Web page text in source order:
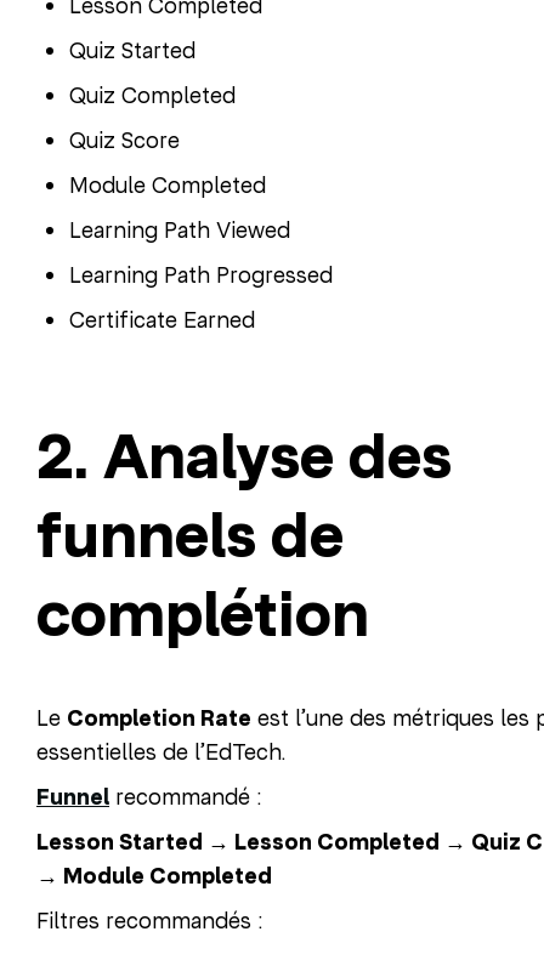
Lesson Completed
Quiz Started
Quiz Completed
Quiz Score
Module Completed
Learning Path Viewed
Learning Path Progressed
Certificate Earned
2. Analyse des
funnels de
complétion
Le Completion Rate est l’une des métriques les
essentielles de l’EdTech.
Funnel recommandé :
Lesson Started → Lesson Completed → Quiz
→ Module Completed
Filtres recommandés :